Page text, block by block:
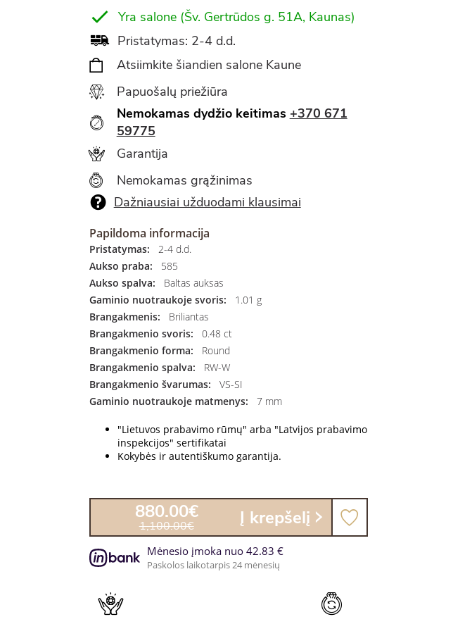
Yra salone (Šv. Gertrūdos g. 51A, Kaunas)
Pristatymas: 2-4 d.d.
Atsiimkite šiandien salone Kaune
Papuošalų priežiūra
Nemokamas dydžio keitimas +370 671
59775
Garantija
Nemokamas grąžinimas
Dažniausiai užduodami klausimai
Papildoma informacija
Pristatymas:
2-4 d.d.
Aukso praba:
585
Aukso spalva:
Baltas auksas
Gaminio nuotraukoje svoris:
1.01 g
Brangakmenis:
Briliantas
Brangakmenio svoris:
0.48 ct
Brangakmenio forma:
Round
Brangakmenio spalva:
RW-W
Brangakmenio švarumas:
VS-SI
Gaminio nuotraukoje matmenys:
7 mm
"Lietuvos prabavimo rūmų" arba "Latvijos prabavimo
inspekcijos" sertifikatai
Kokybės ir autentiškumo garantija.
880.00€
1,100.00€ Į krepšelį
Mėnesio įmoka nuo 42.83 €
Paskolos laikotarpis 24 mėnesių